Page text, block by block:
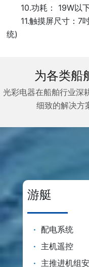
10.功耗： 19W以
11.触摸屏尺寸：7
统)
为各类船
光彩电器在船舶行业深
细致的解决方
游艇
· 配电系统
· 主机遥控
· 主推进机组